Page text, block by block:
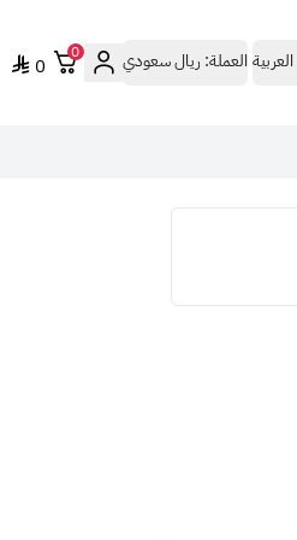
العربية العملة:ريال سعودي 0
0